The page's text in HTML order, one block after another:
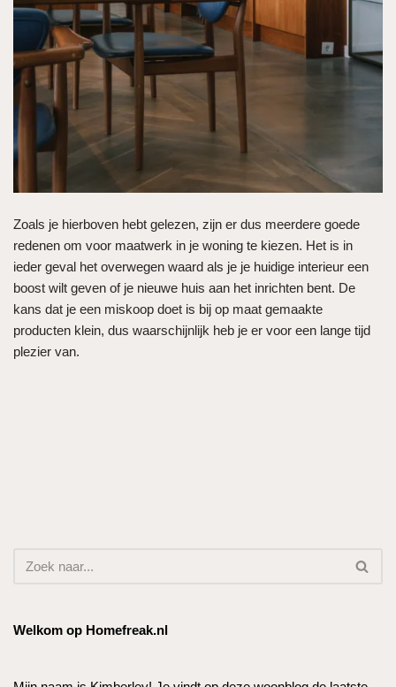
Zoals je hierboven hebt gelezen, zijn er dus meerdere goede
redenen om voor maatwerk in je woning te kiezen. Het is in
ieder geval het overwegen waard als je je huidige interieur een
boost wilt geven of je nieuwe huis aan het inrichten bent. De
kans dat je een miskoop doet is bij op maat gemaakte
producten klein, dus waarschijnlijk heb je er voor een lange tijd
plezier van.
Welkom op Homefreak.nl